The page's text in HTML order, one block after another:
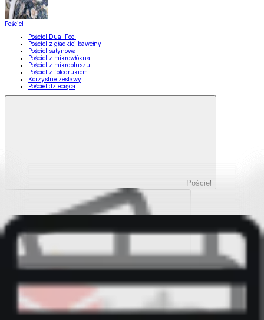
Pościel
Pościel Dual Feel
Pościel z gładkiej bawełny
Pościel satynowa
Pościel z mikrowłókna
Pościel z mikropluszu
Pościel z fotodrukiem
Korzystne zestawy
Pościel dziecięca
Pościel
Pokaż wszystko